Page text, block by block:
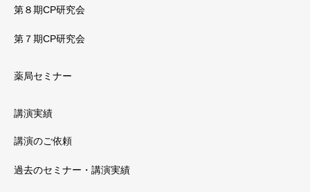
第８期CP研究会
第７期CP研究会
薬局セミナー
講演実績
講演のご依頼
過去のセミナー・講演実績